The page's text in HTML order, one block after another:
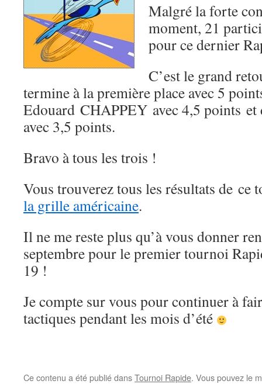
Malgré la forte
moment, 21
pour ce dernier
C’est le grand
termine à la première place avec 5
Edouard CHAPPEY avec 4,5 points
avec 3,5 points.
Bravo à tous les trois !
Vous trouverez tous les résultats de
la grille américaine.
Il ne me reste plus qu’à vous donner
septembre pour le premier tournoi
19 !
Je compte sur vous pour continuer à
tactiques pendant les mois d’été
Ce contenu a été publié dansTournoi Rapide. Vous pouvez le